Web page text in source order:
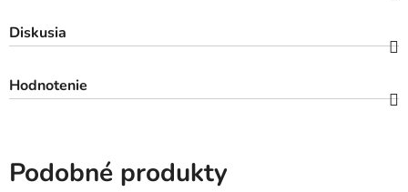
Diskusia
Hodnotenie
Podobné produkty